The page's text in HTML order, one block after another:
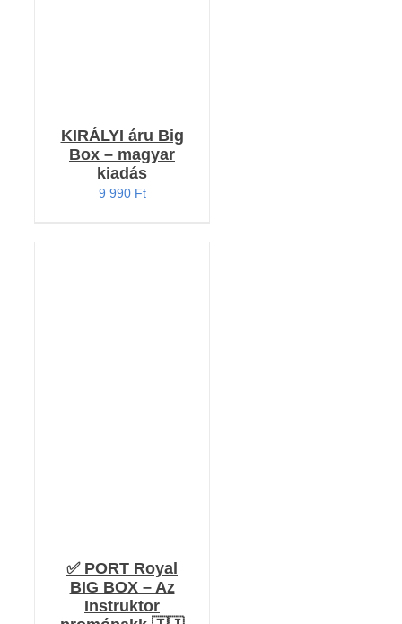
KIRÁLYI áru Big
Box – magyar
kiadás
9 990 Ft
✅ PORT Royal
BIG BOX – Az
Instruktor